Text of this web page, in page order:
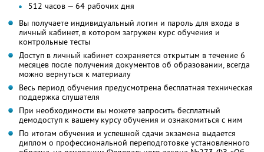
512 часов — 64 рабочих дня
Вы получаете индивидуальный логин и пароль для входа в
личный кабинет, в котором загружен курс обучения и
контрольные тесты
Доступ в личный кабинет сохраняется открытым в течение 6
месяцев после получения документов об образовании, всегда
можно вернуться к материалу
Весь период обучения предусмотрена бесплатная техническая
поддержка слушателя
При необходимости вы можете запросить бесплатный
демодоступ к вашему курсу обучения и ознакомиться с ним
По итогам обучения и успешной сдачи экзамена выдается
диплом о профессиональной переподготовке установленного